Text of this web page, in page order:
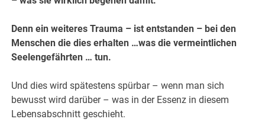
Denn ein weiteres Trauma – ist entstanden – bei den
Menschen die dies erhalten …was die vermeintlichen
Seelengefährten … tun.
Und dies wird spätestens spürbar – wenn man sich
bewusst wird darüber – was in der Essenz in diesem
Lebensabschnitt geschieht.